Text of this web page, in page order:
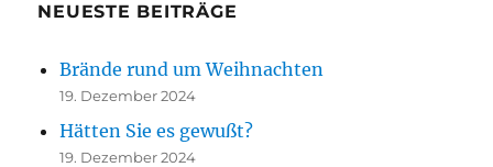
NEUESTE BEITRÄGE
Brände rund um Weihnachten
19. Dezember 2024
Hätten Sie es gewußt?
19. Dezember 2024